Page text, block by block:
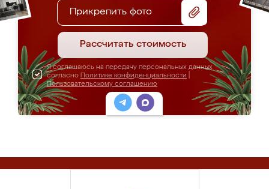
Прикрепить фото
Рассчитать стоимость
Я соглашаюсь на передачу персональных данных
согласно Политике конфиденциальности
Пользовательскому соглашению